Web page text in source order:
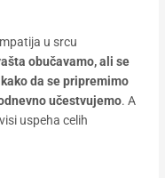
u srcu
obučavamo, ali se
da se pripremimo
učestvujemo. A
uspeha celih